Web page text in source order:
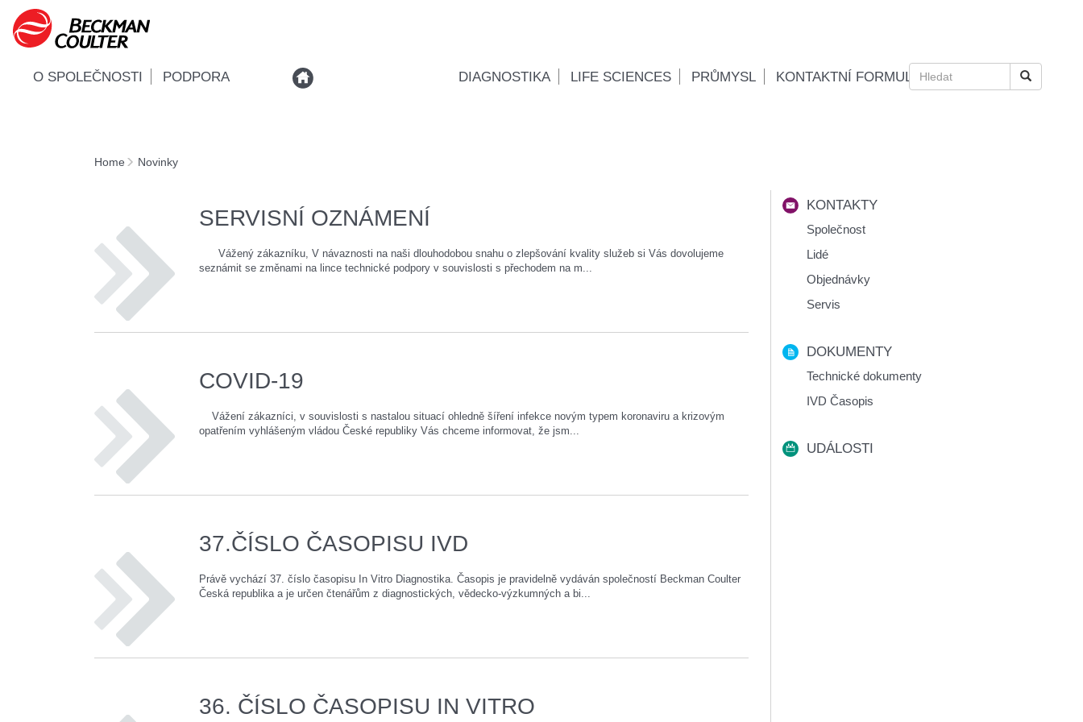
O SPOLEČNOSTI PODPORA DIAGNOSTIKA LIFE SCIENCES PRŮMYSL KONTAKTNÍ FORMULÁŘ
Home Novinky
SERVISNÍ OZNÁMENÍ
Vážený zákazníku, V návaznosti na naši dlouhodobou snahu o zlepšování kvality služeb si Vás dovolujeme
seznámit se změnami na lince technické podpory v souvislosti s přechodem na m...
COVID-19
Vážení zákazníci, v souvislosti s nastalou situací ohledně šíření infekce novým typem koronaviru a krizovým
opatřením vyhlášeným vládou České republiky Vás chceme informovat, že jsm...
37.ČÍSLO ČASOPISU IVD
Právě vychází 37. číslo časopisu In Vitro Diagnostika. Časopis je pravidelně vydáván společností Beckman Coulter
Česká republika a je určen čtenářům z diagnostických, vědecko-výzkumných a bi...
36. ČÍSLO ČASOPISU IN VITRO
KONTAKTY
Společnost
Lidé
Objednávky
Servis
DOKUMENTY
Technické dokumenty
IVD Časopis
UDÁLOSTI